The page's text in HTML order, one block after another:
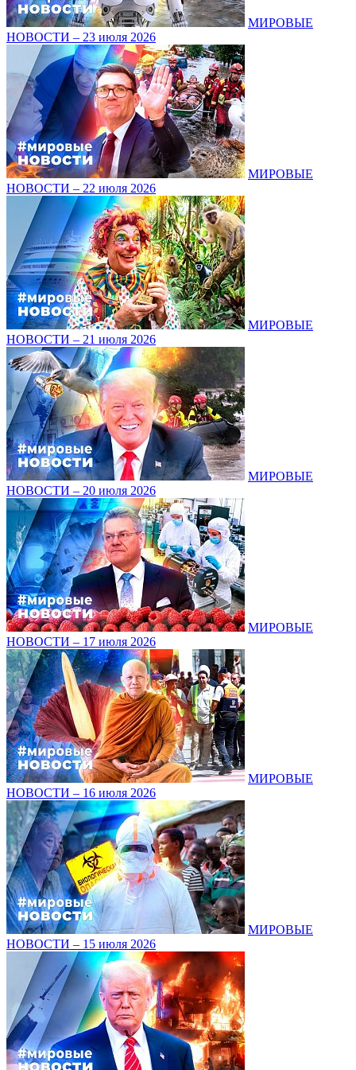
МИРОВЫЕ
НОВОСТИ – 23 июля 2026
МИРОВЫЕ
НОВОСТИ – 22 июля 2026
МИРОВЫЕ
НОВОСТИ – 21 июля 2026
МИРОВЫЕ
НОВОСТИ – 20 июля 2026
МИРОВЫЕ
НОВОСТИ – 17 июля 2026
МИРОВЫЕ
НОВОСТИ – 16 июля 2026
МИРОВЫЕ
НОВОСТИ – 15 июля 2026